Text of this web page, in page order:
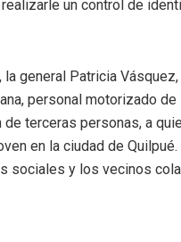
un control de
la general Patricia
personal motorizado
terceras personas, a
en la ciudad de
sociales y los vecinos